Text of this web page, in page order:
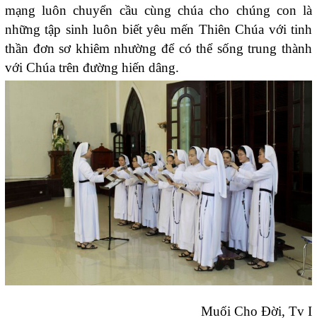
mạng luôn chuyển cầu cùng chúa cho chúng con là
những tập sinh luôn biết yêu mến Thiên Chúa với tinh
thần đơn sơ khiêm nhường để có thể sống trung thành
với Chúa trên đường hiến dâng.
Muối Cho Đời, Tv I